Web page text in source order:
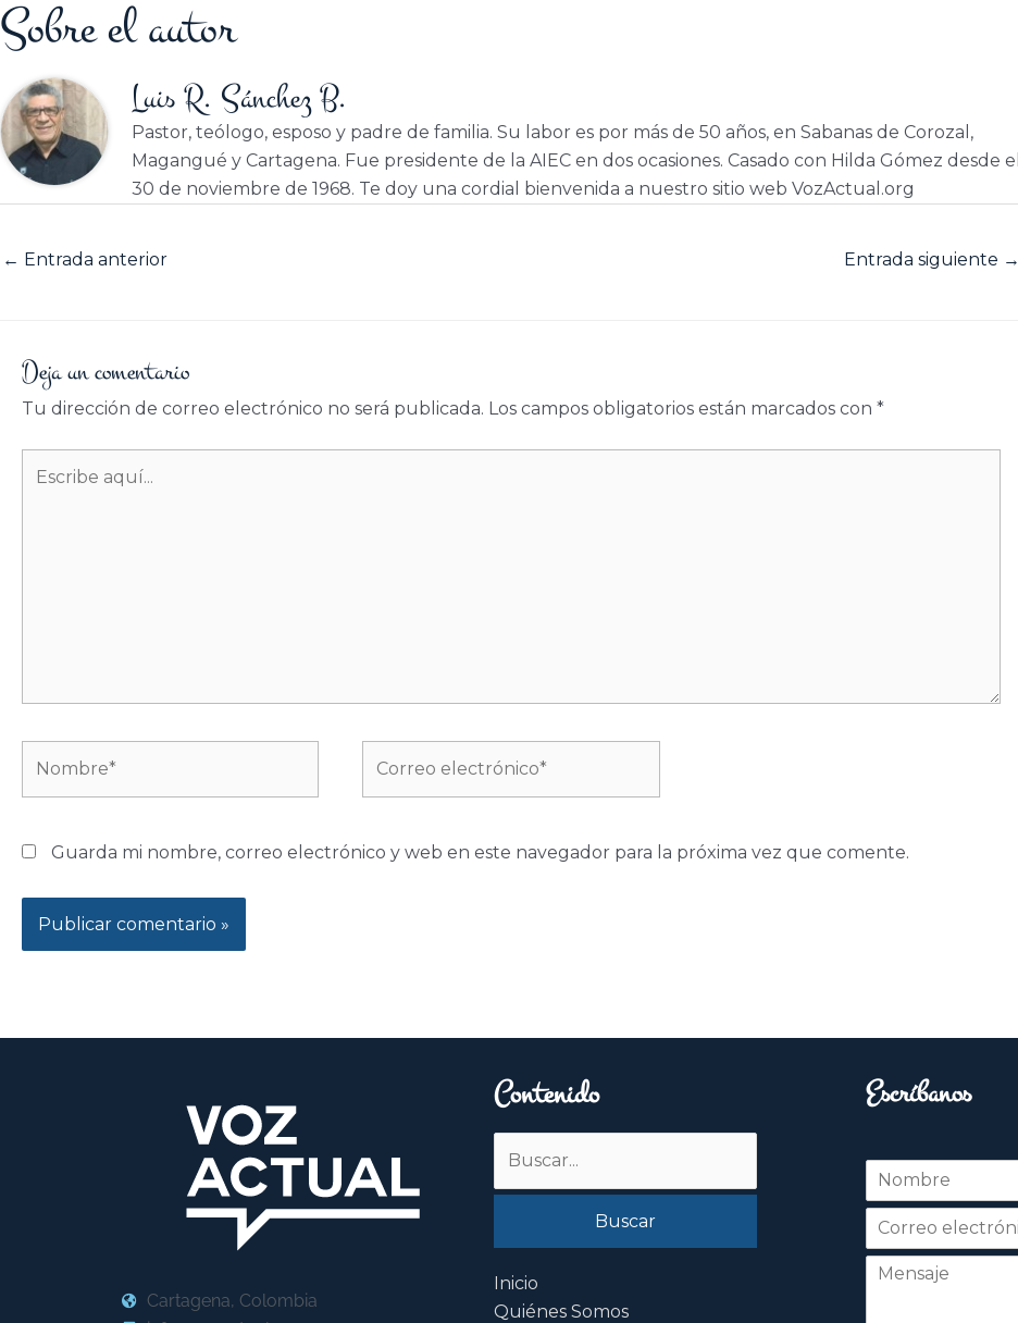
Sobre el autor
Luis R. Sánchez B.
Pastor, teólogo, esposo y padre de familia. Su labor es por más de 50 años, en Sabanas de Corozal,
Magangué y Cartagena. Fue presidente de la AIEC en dos ocasiones. Casado con Hilda Gómez desde el
30 de noviembre de 1968. Te doy una cordial bienvenida a nuestro sitio web VozActual.org
← Entrada anterior Entrada siguiente →
Deja un comentario
Tu dirección de correo electrónico no será publicada. Los campos obligatorios están marcados con *
aquí...
electrónico*
Guarda mi nombre, correo electrónico y web en este navegador para la próxima vez que comente.
Cartagena, Colombia
Contenido
por:
Inicio
Quiénes Somos
Escríbanos
m
r
Nombre